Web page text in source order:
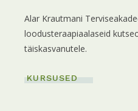
Alar Krautmani
loodusteraapiaalaseid
täiskasvanutele.
KURSUSED